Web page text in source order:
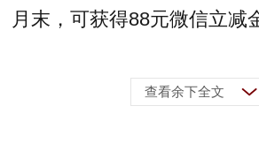
月末，可获得88元微信立减
查看余下全文